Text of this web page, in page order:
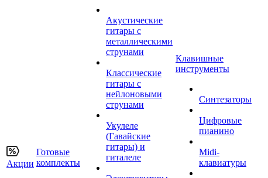
Акции
Готовые
комплекты
Акустические
гитары с
металлическими
струнами
Классические
гитары с
нейлоновыми
струнами
Укулеле
(Гавайские
гитары) и
гиталеле
Клавишные
инструменты
Синтезаторы
Цифровые
пианино
Midi-
клавиатуры